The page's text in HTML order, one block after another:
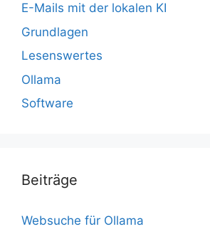
E-Mails mit der lokalen KI
Grundlagen
Lesenswertes
Ollama
Software
Beiträge
Websuche für Ollama